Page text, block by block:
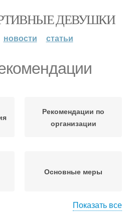
ДЕВУШКИ
новости статьи
Рекомендации по
организации
Основные меры
Показать все